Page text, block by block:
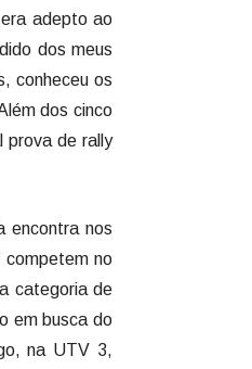
adepto ao
dos meus
conheceu os
dos cinco
prova de rally
encontra nos
no
categoria de
em busca do
na UTV 3,